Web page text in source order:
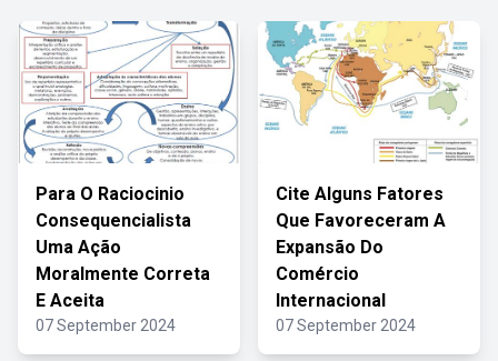
Para O Raciocinio
Consequencialista
Uma Ação
Moralmente Correta
E Aceita
07 September 2024
Cite Alguns Fatores
Que Favoreceram A
Expansão Do
Comércio
Internacional
07 September 2024